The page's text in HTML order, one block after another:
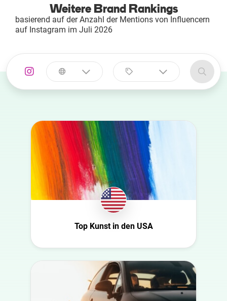
Weitere Brand Rankings
basierend auf der Anzahl der Mentions von Influencern
auf Instagram im Juli 2026
Australia
Azerbaijan
Belgien
Bulgaria
Canada
Croatia
Automobil
Beauty
Bildung
Entertainment
Ernährung
Familie
Gesundheit
Infrastruktur
Top Kunst in den USA